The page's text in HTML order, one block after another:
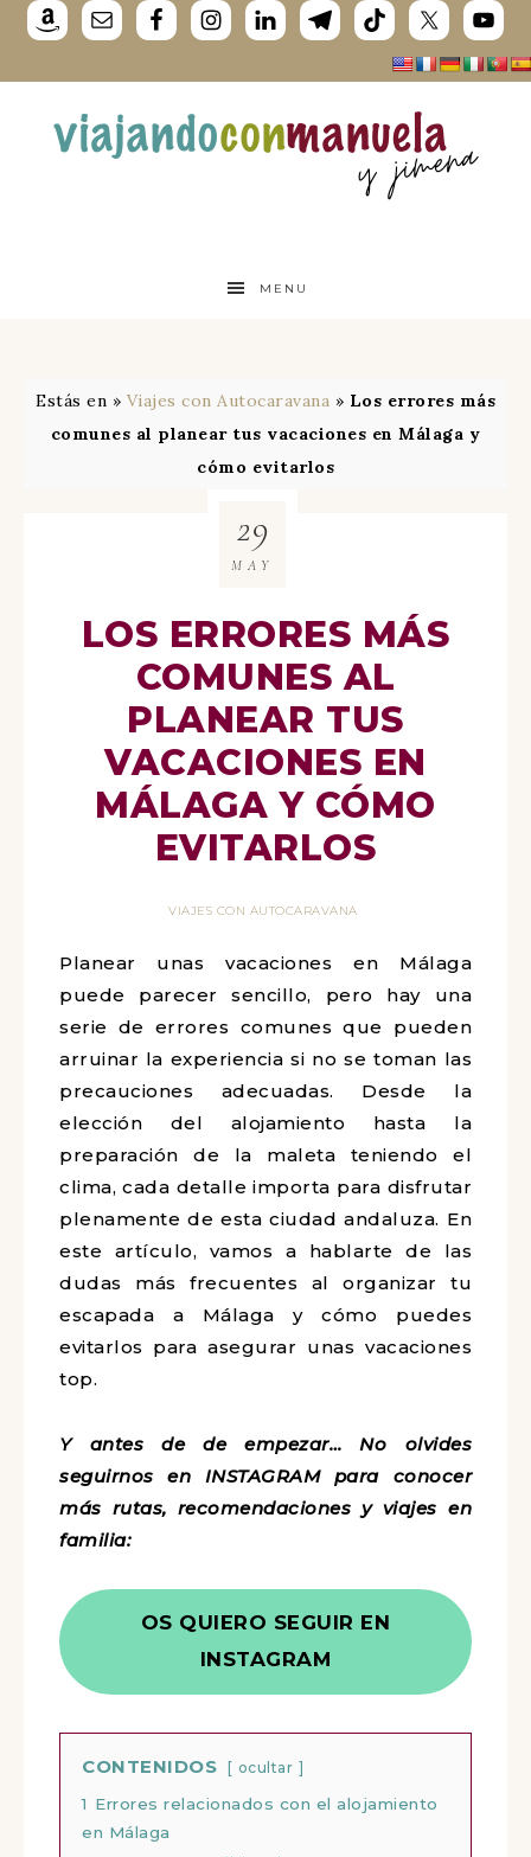
MENU
Estás en » Viajes con Autocaravana » Los errores más
comunes al planear tus vacaciones en Málaga y
cómo evitarlos
LOS ERRORES MÁS
COMUNES AL
PLANEAR TUS
VACACIONES EN
MÁLAGA Y CÓMO
EVITARLOS
VIAJES CON AUTOCARAVANA
29
MAY
Planear unas vacaciones en Málaga
puede parecer sencillo, pero hay una
serie de errores comunes que pueden
arruinar la experiencia si no se toman las
precauciones adecuadas. Desde la
elección del alojamiento hasta la
preparación de la maleta teniendo el
clima, cada detalle importa para disfrutar
plenamente de esta ciudad andaluza. En
este artículo, vamos a hablarte de las
dudas más frecuentes al organizar tu
escapada a Málaga y cómo puedes
evitarlos para asegurar unas vacaciones
top.
Y antes de de empezar… No olvides
seguirnos en INSTAGRAM para conocer
más rutas, recomendaciones y viajes en
familia:
OS QUIERO SEGUIR EN
INSTAGRAM
CONTENIDOS ocultar
1 Errores relacionados con el alojamiento
en Málaga